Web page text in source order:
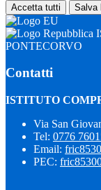
Accetta tutti Salva
PONTECORVO
Contatti
ISTITUTO
Via San
Tel: 0776
Email:
PEC: